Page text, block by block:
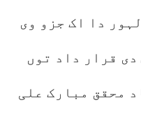
دا اک جزو وی
قرار داد توں
محقق مبارک علی